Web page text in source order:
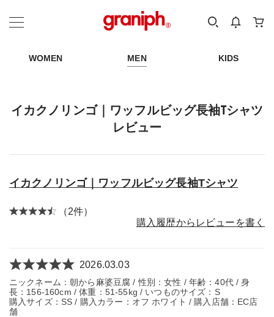
カテゴリーから探す
WOMEN MEN KIDS
イカクノリンゴ｜ワッフルビッグ長袖Tシャツ
レビュー
イカクノリンゴ｜ワッフルビッグ長袖Tシャツ
（2件）
購入履歴からレビューを書く
2026.03.03
ニックネーム：朝から麻婆豆腐 / 性別：女性 / 年齢：40代 / 身
長：156-160cm / 体重：51-55kg / いつものサイズ：S
購入サイズ：SS / 購入カラー：オフ ホワイト / 購入店舗：EC店
舗